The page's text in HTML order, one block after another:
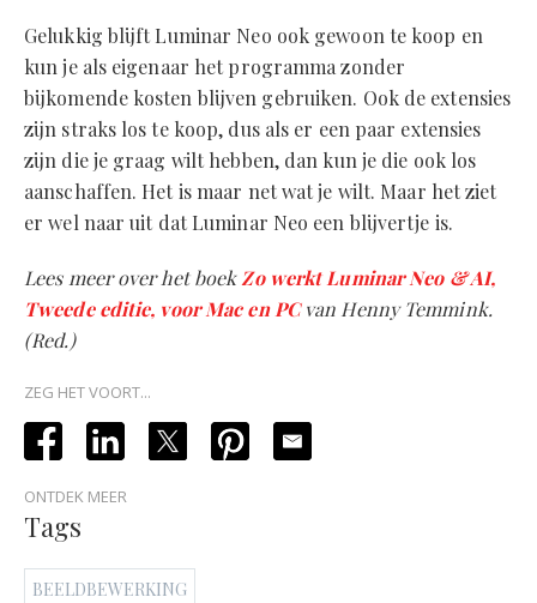
Gelukkig blijft Luminar Neo ook gewoon te koop en
kun je als eigenaar het programma zonder
bijkomende kosten blijven gebruiken. Ook de extensies
zijn straks los te koop, dus als er een paar extensies
zijn die je graag wilt hebben, dan kun je die ook los
aanschaffen. Het is maar net wat je wilt. Maar het ziet
er wel naar uit dat Luminar Neo een blijvertje is.
Lees meer over het boekZo werkt Luminar Neo & AI,
Tweede editie, voor Mac en PCvan Henny Temmink.
(Red.)
ZEG HET VOORT...
ONTDEK MEER
Tags
BEELDBEWERKING